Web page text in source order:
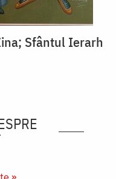
Sfântul Ierarh